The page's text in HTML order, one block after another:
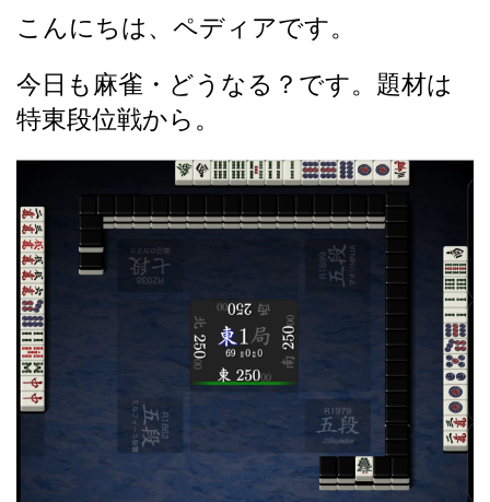
こんにちは、ペディアです。
今日も麻雀・どうなる？です。題材は
特東段位戦から。